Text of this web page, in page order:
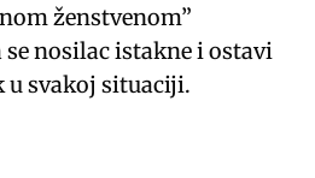
ženstvenom”
nosilac istakne i ostavi
svakoj situaciji.